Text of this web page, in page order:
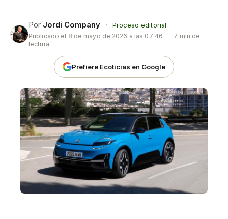
Por Jordi Company ·
Proceso editorial
Publicado el 8 de mayo de 2026 a las 07:46 ·
7 min de
lectura
Prefiere Ecoticias en Google